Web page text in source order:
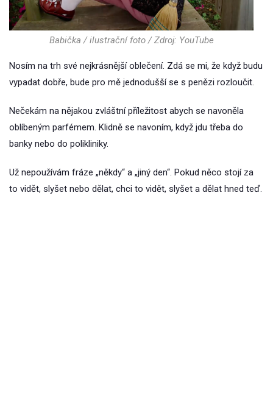
Babička / ilustrační foto / Zdroj: YouTube
Nosím na trh své nejkrásnější oblečení. Zdá se mi, že když budu
vypadat dobře, bude pro mě jednodušší se s penězi rozloučit.
Nečekám na nějakou zvláštní příležitost abych se navoněla
oblíbeným parfémem. Klidně se navoním, když jdu třeba do
banky nebo do polikliniky.
Už nepoužívám fráze „někdy“ a „jiný den“. Pokud něco stojí za
to vidět, slyšet nebo dělat, chci to vidět, slyšet a dělat hned teď.